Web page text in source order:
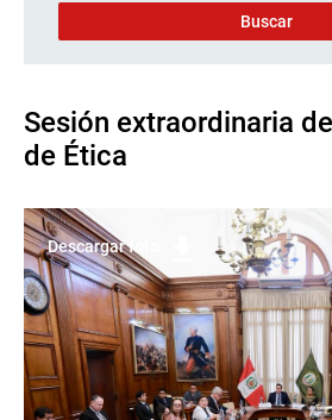
Sesión extraordinaria
de Ética
Descargar foto